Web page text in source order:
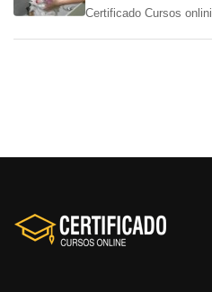
Certificado Cursos onlini